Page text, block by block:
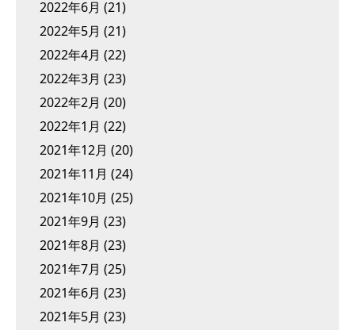
2022年6月 (21)
2022年5月 (21)
2022年4月 (22)
2022年3月 (23)
2022年2月 (20)
2022年1月 (22)
2021年12月 (20)
2021年11月 (24)
2021年10月 (25)
2021年9月 (23)
2021年8月 (23)
2021年7月 (25)
2021年6月 (23)
2021年5月 (23)